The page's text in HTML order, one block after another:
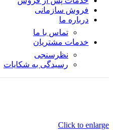
فروش سازمانی
درباره ما
تماس با ما
خدمات مشتریان
نظرسنجی
رسیدگی به شکایات
Click to enlarge